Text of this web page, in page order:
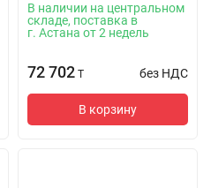
В наличии на центральном
складе, поставка в
г. Астана от 2 недель
72 702 T без НДС
В корзину